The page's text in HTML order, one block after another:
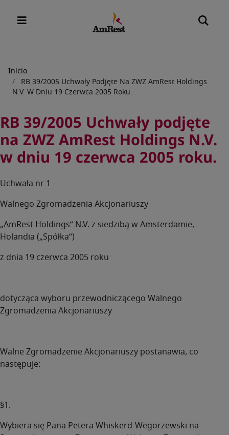
Sobrescribir
enlaces
ayuda
a
navegación
Inicio
RB 39/2005 Uchwały Podjęte Na ZWZ AmRest Holdings
N.V. W Dniu 19 Czerwca 2005 Roku.
RB 39/2005 Uchwały podjęte
na ZWZ AmRest Holdings N.V.
w dniu 19 czerwca 2005 roku.
Uchwała nr 1
Walnego Zgromadzenia Akcjonariuszy
„AmRest Holdings” N.V. z siedzibą w Amsterdamie,
Holandia („Spółka”)
z dnia 19 czerwca 2005 roku
dotycząca wyboru przewodniczącego Walnego
Zgromadzenia Akcjonariuszy
Walne Zgromadzenie Akcjonariuszy postanawia, co
następuje:
§1.
Wybiera się Pana Petera Whiskerd-Wegorzewski na